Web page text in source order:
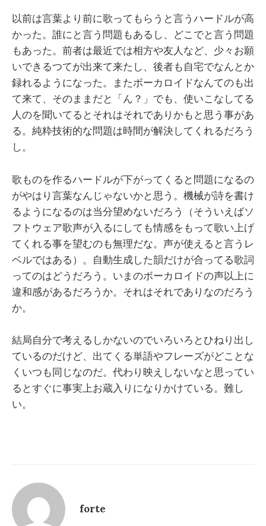
以前は言葉より前に歌ってもらうと言うハードルが高
かった。誰にと言う問題もあるし、どこでと言う問題
もあった。前者は最近では相方や友人など、少々お願
いできるつてが出来て来たし、後者も自宅でなんとか
録れるようになった。またボーカロイドなんてのも出
て来て、そのままだと「ん？」でも、使いこなしてる
人のを聞いてるとそれはそれでありかもと思う事があ
る。純粋技術的な問題は時間が解決してくれるだろう
し。
歌ものを作るハードルが下がってくると問題になるの
がやはり言葉なんじゃないかと思う。機械が詩を書け
るようになるのは当分望めないだろう（そういえばソ
フトウェア歌声が入るにしても情感をもって歌い上げ
てくれる事を望むのも無理だな。声が使えると言うレ
ベルではある）。自動生成した韻だけが合ってる歌詞
ってのはどうだろう。いまのボーカロイドの声以上に
違和感があるだろうか。それはそれでありなのだろう
か。
結局自分で考えるしかないのでいろいろとひねり出し
ているのだけど、出てくる単語やフレーズがどことな
くいつも同じなのだ。代わり映えしないなと思ってい
るとすぐに事実上お蔵入りになりかけている。難し
い。
forte